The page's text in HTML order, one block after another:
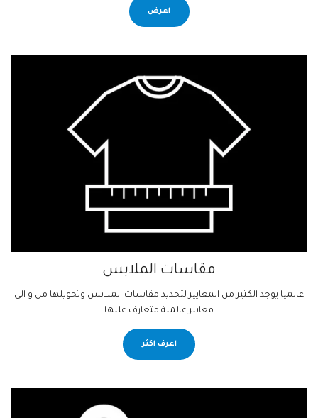
اعرض
مقاسات الملابس
عالميا يوجد الكثير من المعايير لتحديد مقاسات الملابس وتحويلها من و الى
معايير عالمية متعارف عليها
اعرف اكثر